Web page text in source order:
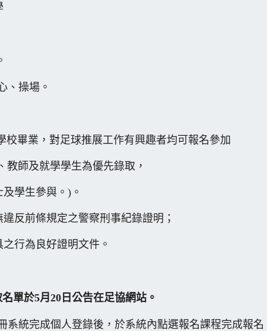
、操場。
畢業，對足球推展工作有興趣者均可報名參加
及就學學生為優先錄取，
生參與。)。
反前條規定之警察刑事紀錄證明；
行為良好證明文件。
單於5月20日公告在足協網站。
系統完成個人登錄後，於系統內點選報名課程完成報名